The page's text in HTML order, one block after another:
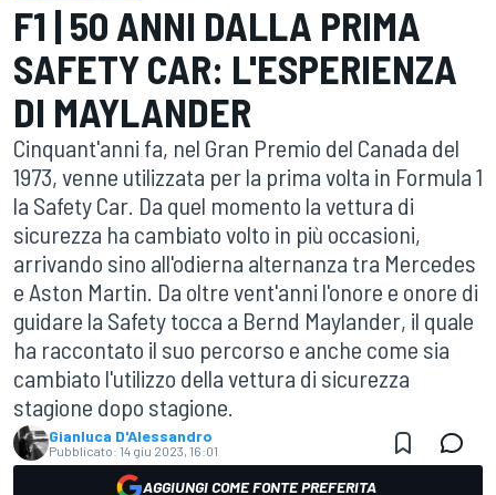
F1 | 50 ANNI DALLA PRIMA
SAFETY CAR: L'ESPERIENZA
DI MAYLANDER
Cinquant'anni fa, nel Gran Premio del Canada del
1973, venne utilizzata per la prima volta in Formula 1
la Safety Car. Da quel momento la vettura di
sicurezza ha cambiato volto in più occasioni,
arrivando sino all'odierna alternanza tra Mercedes
e Aston Martin. Da oltre vent'anni l'onore e onore di
guidare la Safety tocca a Bernd Maylander, il quale
ha raccontato il suo percorso e anche come sia
cambiato l'utilizzo della vettura di sicurezza
stagione dopo stagione.
Gianluca D'Alessandro
Pubblicato: 14 giu 2023, 16:01
AGGIUNGI COME FONTE PREFERITA